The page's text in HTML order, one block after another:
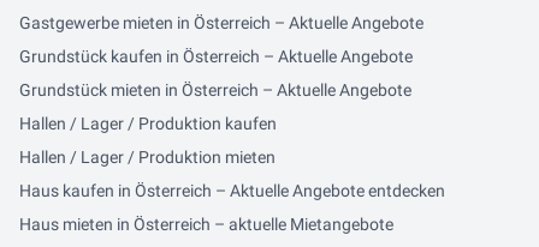
Gastgewerbe mieten in Österreich – Aktuelle Angebote
Grundstück kaufen in Österreich – Aktuelle Angebote
Grundstück mieten in Österreich – Aktuelle Angebote
Hallen / Lager / Produktion kaufen
Hallen / Lager / Produktion mieten
Haus kaufen in Österreich – Aktuelle Angebote entdecken
Haus mieten in Österreich – aktuelle Mietangebote